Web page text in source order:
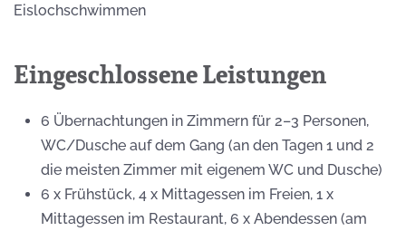
Eislochschwimmen
Eingeschlossene Leistungen
6 Übernachtungen in Zimmern für 2–3 Personen,
WC/Dusche auf dem Gang (an den Tagen 1 und 2
die meisten Zimmer mit eigenem WC und Dusche)
6 x Frühstück, 4 x Mittagessen im Freien, 1 x
Mittagessen im Restaurant, 6 x Abendessen (am